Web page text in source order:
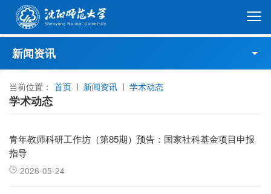
新闻资讯
新闻·公告
专题聚焦
当前位置： 首页 新闻资讯 学术动态
学术动态
青年教师科研工作坊（第85期）预告：国家社科基金项目申报
指导
2026-05-24